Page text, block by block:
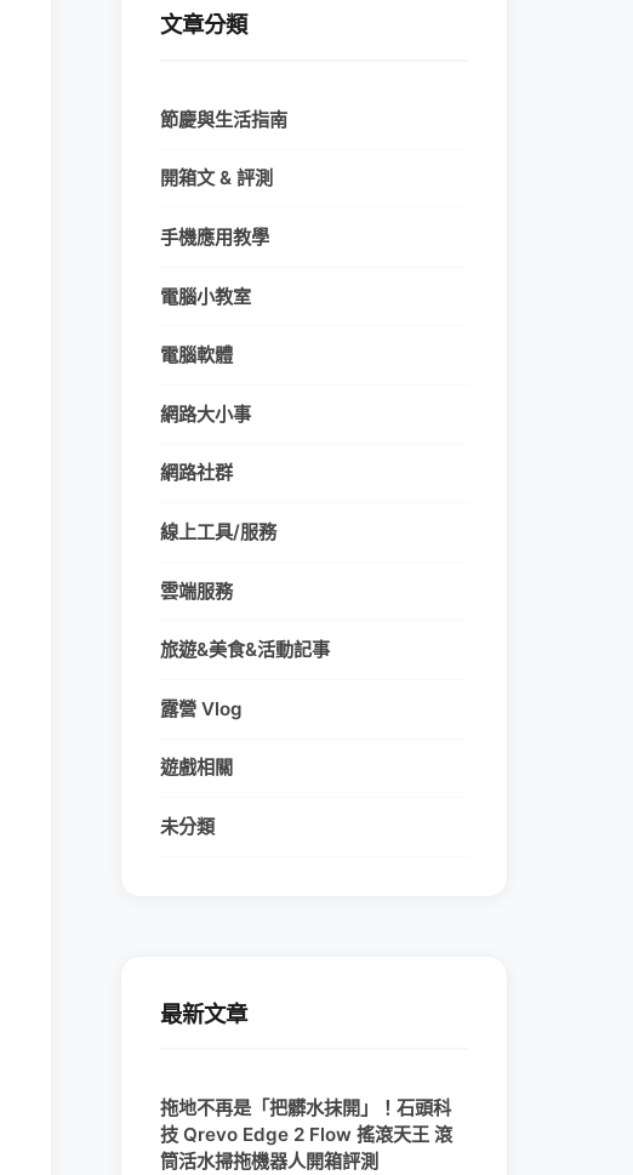
文章分類
節慶與生活指南
開箱文 & 評測
手機應用教學
電腦小教室
電腦軟體
網路大小事
網路社群
線上工具/服務
雲端服務
旅遊&美食&活動記事
露營 Vlog
遊戲相關
未分類
最新文章
拖地不再是「把髒水抹開」！石頭科
技 Qrevo Edge 2 Flow 搖滾天王 滾
筒活水掃拖機器人開箱評測